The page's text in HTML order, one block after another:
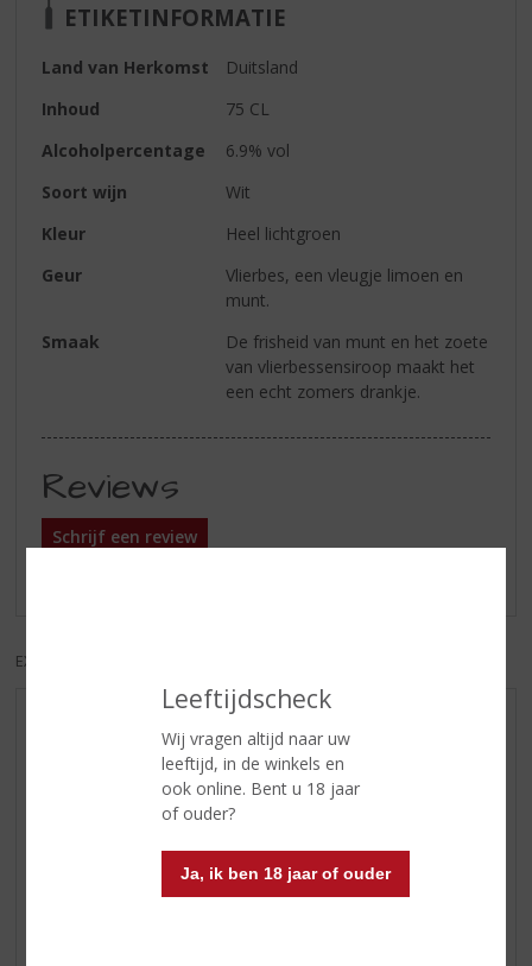
Leeftijdscheck
Wij vragen altijd naar uw
leeftijd, in de winkels en
ook online. Bent u 18 jaar
of ouder?
Ja, ik ben 18 jaar of ouder
ETIKETINFORMATIE
Land van Herkomst
Duitsland
Inhoud
75 CL
Alcoholpercentage
6.9% vol
Soort wijn
Wit
Kleur
Heel lichtgroen
Geur
Vlierbes, een vleugje limoen en
munt.
Smaak
De frisheid van munt en het zoete
van vlierbessensiroop maakt het
een echt zomers drankje.
Reviews
Schrijf een review
EXCL. BTW
AANBIEDINGEN
WIJN VAN DE MAAND
WHISKY VAN DE MAAND
BIER VAN DE MAAND
SPIRIT VAN DE MAAND